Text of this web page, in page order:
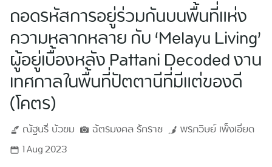
ถอดรหัสการอยู่ร่วมกันบนพื้นที่แห่ง
ความหลากหลาย กับ ‘Melayu Living’
ผู้อยู่เบื้องหลัง Pattani Decoded งาน
เทศกาลในพื้นที่ปัตตานีที่มีแต่ของดี
(โคตร)
ณัฐนรีบัวขม ฉัตรมงคลรักราช พรภวิษย์เพ็งเอียด
1 Aug 2023